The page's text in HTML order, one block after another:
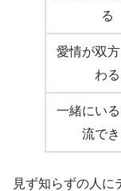
る
愛情が双
わる
一緒にい
流で
見ず知らずの人に